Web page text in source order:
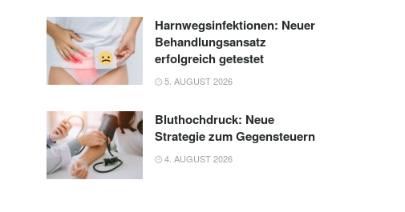
Harnwegsinfektionen: Neuer
Behandlungsansatz
erfolgreich getestet
5. AUGUST 2026
Bluthochdruck: Neue
Strategie zum Gegensteuern
4. AUGUST 2026